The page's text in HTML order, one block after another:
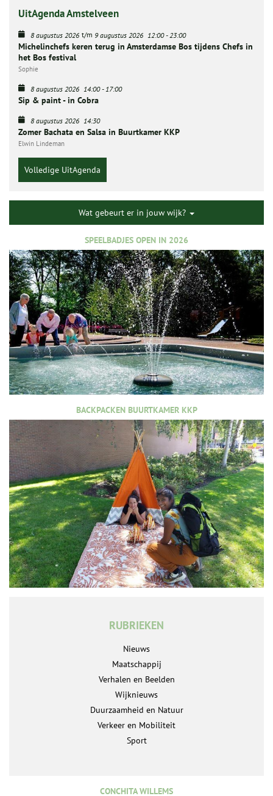
UitAgenda Amstelveen
8 augustus 2026 t/m 9 augustus 2026 12:00-23:00
Michelinchefs keren terug in Amsterdamse Bos tijdens Chefs in
het Bos festival
Sophie
8 augustus 2026 14:00-17:00
Sip & paint - in Cobra
8 augustus 2026 14:30
Zomer Bachata en Salsa in Buurtkamer KKP
Elwin Lindeman
Volledige UitAgenda
Wat gebeurt er in jouw wijk?
SPEELBADJES OPEN IN 2026
BACKPACKEN BUURTKAMER KKP
RUBRIEKEN
Nieuws
Maatschappij
Verhalen en Beelden
Wijknieuws
Duurzaamheid en Natuur
Verkeer en Mobiliteit
Sport
CONCHITA WILLEMS